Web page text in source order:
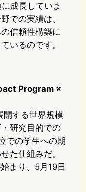
成長していま
での実績は、
信頼性構築に
いるのです。
Program ×
開する世界規模
研究目的での
での学生への期
た仕組みだ。
まり、5月19日